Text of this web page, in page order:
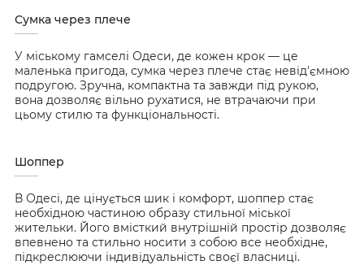
Сумка через плече
У міському гамселі Одеси, де кожен крок — це
маленька пригода, сумка через плече стає невід'ємною
подругою. Зручна, компактна та завжди під рукою,
вона дозволяє вільно рухатися, не втрачаючи при
цьому стилю та функціональності.
Шоппер
В Одесі, де цінується шик і комфорт, шоппер стає
необхідною частиною образу стильної міської
жительки. Його вмісткий внутрішній простір дозволяє
впевнено та стильно носити з собою все необхідне,
підкреслюючи індивідуальність своєї власниці.